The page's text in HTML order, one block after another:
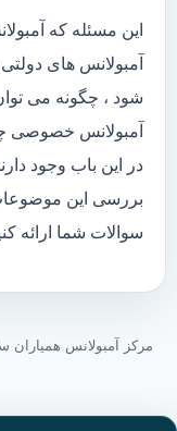
این مسئله که
آمبولانس های
شود ، چگونه می
آمبولانس خصوصی
در این باب وجود
بررسی این
سوالات شما ارائه
مرکز آمبولانس همیاران